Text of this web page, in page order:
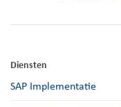
Diensten
SAP Implementatie